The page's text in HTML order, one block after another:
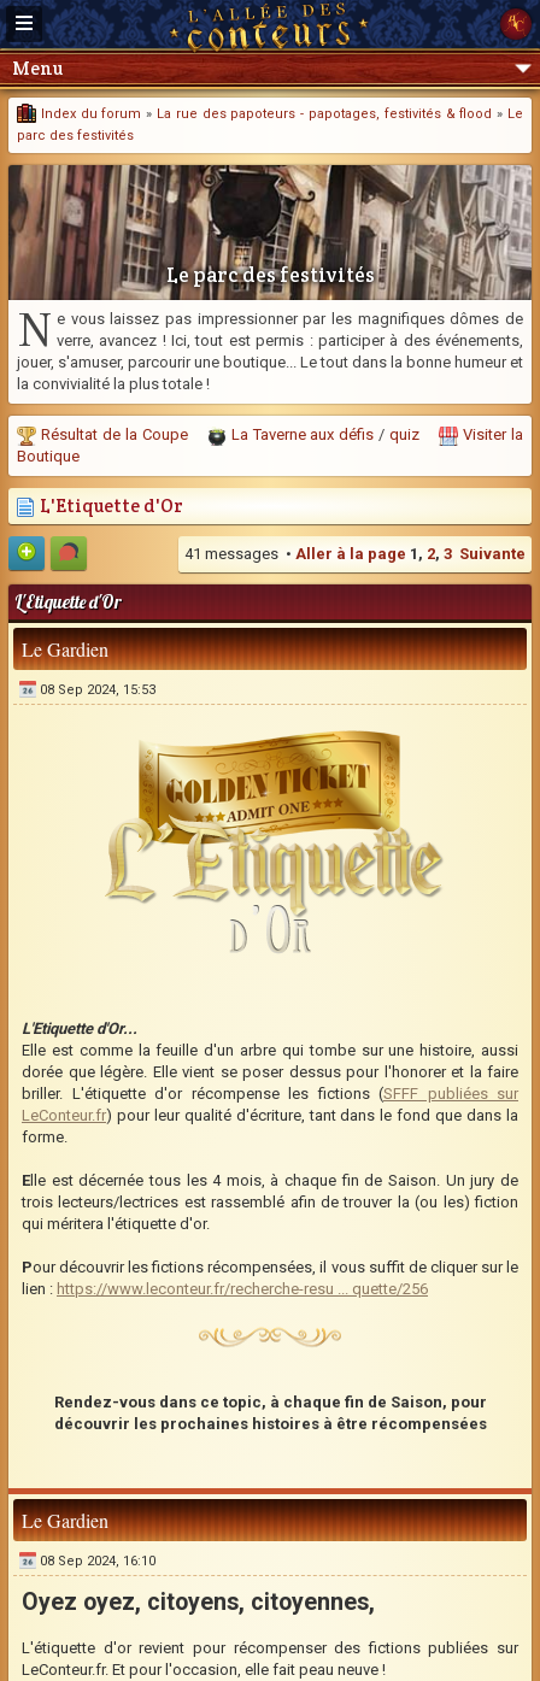
Menu
Index du forum » La rue des papoteurs - papotages, festivités & flood » Le
parc des festivités
Le parc des festivités
N e vous laissez pas impressionner par les magnifiques dômes de
verre, avancez ! Ici, tout est permis : participer à des événements,
jouer, s'amuser, parcourir une boutique... Le tout dans la bonne humeur et
la convivialité la plus totale !
Résultat de la Coupe La Taverne aux défis /quiz
Visiter la
Boutique
L'Etiquette d'Or
41 messages • Aller à la page 1 , 2, 3 Suivante
L'Etiquette d'Or
Le Gardien
08 Sep 2024, 15:53
L'Etiquette d'Or...
Elle est comme la feuille d'un arbre qui tombe sur une histoire, aussi
dorée que légère. Elle vient se poser dessus pour l'honorer et la faire
briller. L'étiquette d'or récompense les fictions (SFFF publiées sur
LeConteur.fr) pour leur qualité d'écriture, tant dans le fond que dans la
forme.
E lle est décernée tous les 4 mois, à chaque fin de Saison. Un jury de
trois lecteurs/lectrices est rassemblé afin de trouver la (ou les) fiction
qui méritera l'étiquette d'or.
Pour découvrir les fictions récompensées, il vous suffit de cliquer sur le
lien : https://www.leconteur.fr/recherche-resu ... quette/256
Rendez-vous dans ce topic, à chaque fin de Saison, pour
découvrir les prochaines histoires à être récompensées
Le Gardien
08 Sep 2024, 16:10
Oyez oyez, citoyens, citoyennes,
L'étiquette d'or revient pour récompenser des fictions publiées sur
LeConteur.fr. Et pour l'occasion, elle fait peau neuve !